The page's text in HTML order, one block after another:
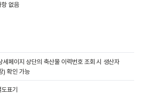
항 없음
세페이지 상단의 축산물 이력번호 조회 시 생산자
) 확인 가능
표기